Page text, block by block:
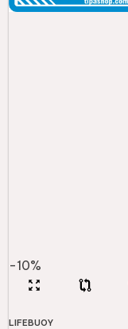
-10%
LIFEBUOY